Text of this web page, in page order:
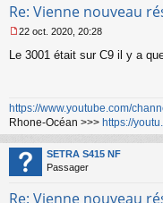
o
l
Re: Vienne nouveau
e
g
e
n
o
n
l
22 oct. 2020, 20:28
Le 3001 était sur C9 il y a
https://www.youtube.com/
Rhone-Océan >>> https://
SETRA S415 NF
Passager
Re: Vienne nouveau